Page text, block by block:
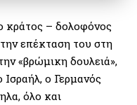
κράτος – δολοφόνος
επέκταση του στη
«βρώμικη δουλειά»,
ο Γερμανός
όλο και